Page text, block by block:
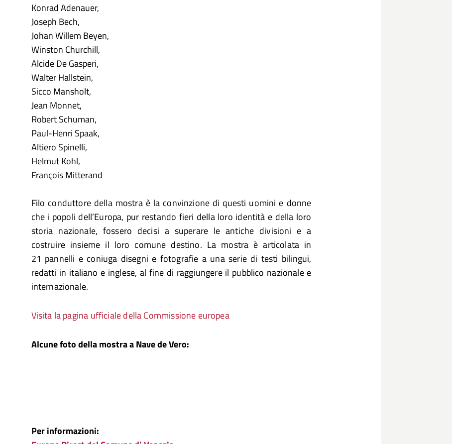
Konrad Adenauer,
Joseph Bech,
Johan Willem Beyen,
Winston Churchill,
Alcide De Gasperi,
Walter Hallstein,
Sicco Mansholt,
Jean Monnet,
Robert Schuman,
Paul-Henri Spaak,
Altiero Spinelli,
Helmut Kohl,
François Mitterand
Filo conduttore della mostra è la convinzione di questi uomini e donne
che i popoli dell’Europa, pur restando fieri della loro identità e della loro
storia nazionale, fossero decisi a superare le antiche divisioni e a
costruire insieme il loro comune destino. La mostra è articolata in
21 pannelli e coniuga disegni e fotografie a una serie di testi bilingui,
redatti in italiano e inglese, al fine di raggiungere il pubblico nazionale e
internazionale.
Visita la pagina ufficiale della Commissione europea
Alcune foto della mostra a Nave de Vero:
Per informazioni: